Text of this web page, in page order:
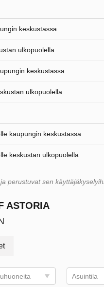
keskustassa
ulkopuolella
keskustassa
ulkopuolella
kaupungin keskustassa
keskustan ulkopuolella
perustuvat sen
ASTORIA
Asuintila